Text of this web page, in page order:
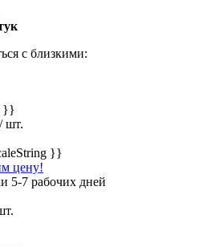
с близкими:
}}
/ шт.
}}
цену!
5-7 рабочих дней